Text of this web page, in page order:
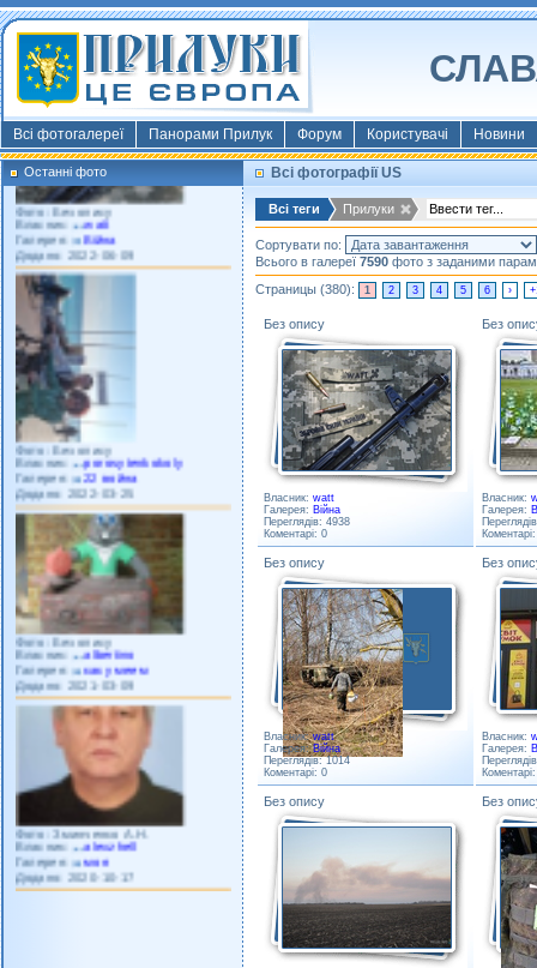
Всі фотогалереї Панорами Прилук Форум Користувачі Новини
Останні фото
Власник:
morsresistis
Додано: 2022-11-13
Фото: Без опису
Власник:
watt
Галерея:
Війна
Додано: 2022-06-09
Фото: Без опису
Власник:
porosytenkokoly
Галерея:
22 война
Додано: 2022-03-25
Фото: Без опису
Власник:
albertino
Галерея:
как умеем
Додано: 2021-03-09
Фото: Зминченко А.Н.
Власник:
alexzhell
Галерея:
моя
Додано: 2020-10-17
Всі фотографії US
Всі теги Прилуки
Сортувати по:
Всього в галереї 7590 фото з заданими
Страницы (380):
1 2 3 4 5 6 ›
Без опису
Власник: watt
Галерея: Війна
Переглядів: 4938
Коментарі: 0
Без
Власник:
Галерея:
Без опису
Власник:watt
Галерея:Війна
Переглядів: 1014
Коментарі: 0
Без
Власник:
Галерея:
Без опису Без